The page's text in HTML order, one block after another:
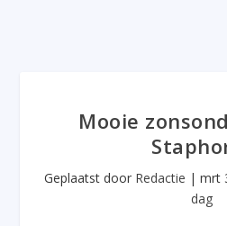
Mooie
Geplaatst door Redactie | mrt
dag